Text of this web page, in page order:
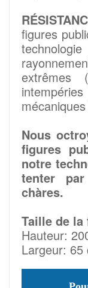
figures
extrêmes
Nous
figures
notre
tenter
chàres.
Taille de la
Hauteur:
Largeur: 65